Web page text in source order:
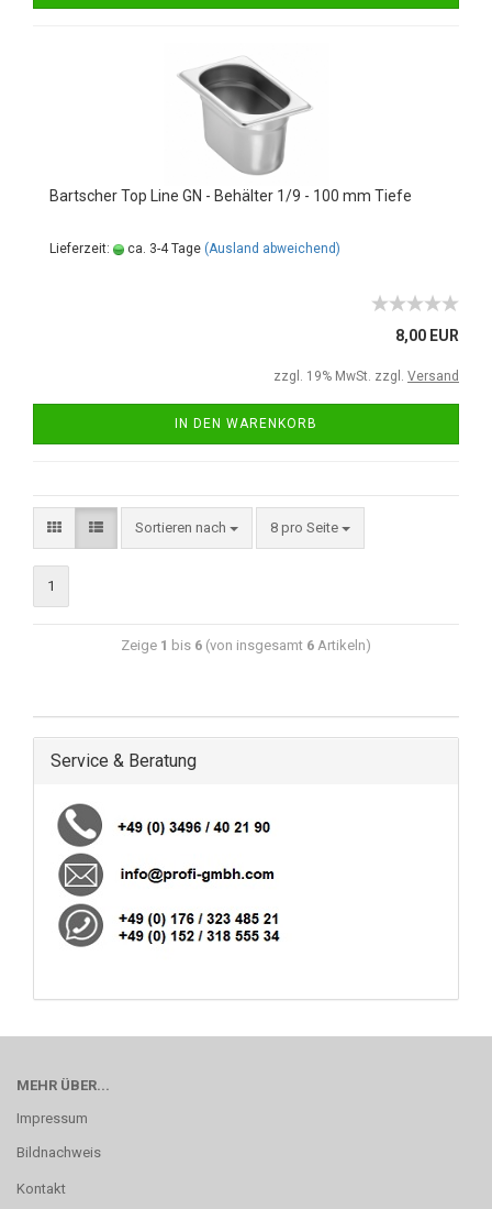
Bartscher Top Line GN - Behälter 1/9 - 100 mm Tiefe
Lieferzeit: ca. 3-4 Tage (Ausland abweichend)
8,00 EUR
zzgl. 19% MwSt. zzgl. Versand
IN DEN WARENKORB
Sortieren nach 8 pro Seite
1
Zeige 1 bis 6 (von insgesamt 6 Artikeln)
Service & Beratung
MEHR ÜBER...
Impressum
Bildnachweis
Kontakt